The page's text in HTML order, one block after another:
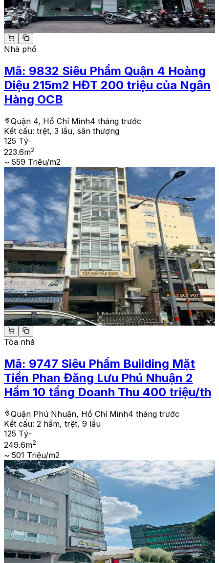
Nhà phố
Mã: 9832 Siêu Phẩm Quận 4 Hoàng
Diệu 215m2 HĐT 200 triệu của Ngân
Hàng OCB
Quận 4, Hồ Chí Minh4 tháng trước
Kết cấu: trệt, 3 lầu, sân thượng
125 Tỷ-
223.6m2
~ 559 Triệu/m2
Tòa nhà
Mã: 9747 Siêu Phẩm Building Mặt
Tiền Phan Đăng Lưu Phú Nhuận 2
Hầm 10 tầng Doanh Thu 400 triệu/th
Quận Phú Nhuận, Hồ Chí Minh4 tháng trước
Kết cấu: 2 hầm, trệt, 9 lầu
125 Tỷ-
249.6m2
~ 501 Triệu/m2